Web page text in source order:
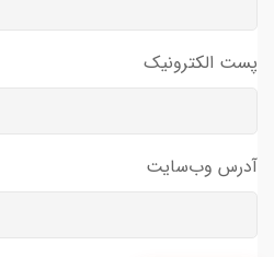
پست الکترونیک
آدرس وب‌سایت